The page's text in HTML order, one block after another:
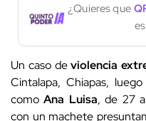
¿Quieres que
Un caso deviolencia
Cintalapa, Chiapas,
comoAna Luisa, de 27
con un machete